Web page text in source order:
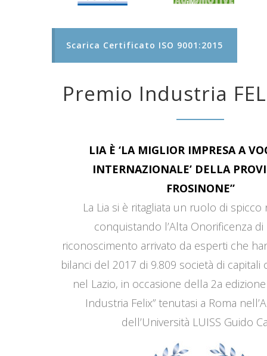
Scarica Certificato ISO 9001:2015
Premio Industria
LIA È ‘LA MIGLIOR IMPRESA A
INTERNAZIONALE’ DELLA
FROSINONE”
La Lia si è ritagliata un ruolo di
conquistando l’Alta Onorificenza di
riconoscimento arrivato da esperti che
bilanci del 2017 di 9.809 società di capitali
nel Lazio, in occasione della 2a
Industria Felix” tenutasi a Roma
dell’Università LUISS Guido